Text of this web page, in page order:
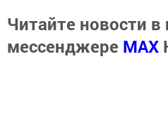
Читайте новости
мессенджере MАХ